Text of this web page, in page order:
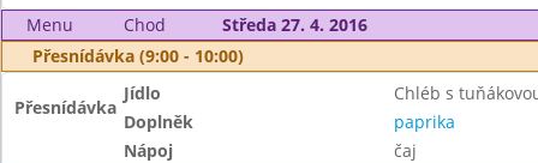
Menu
Chod
Středa 27. 4. 2016
Přesnídávka (9:00 - 10:00)
Přesnídávka
Jídlo
Chléb s
Doplněk
paprika
Nápoj
čaj